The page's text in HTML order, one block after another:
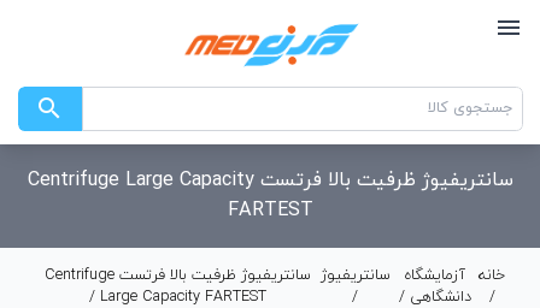
search
menu
سانتریفیوژ ظرفیت بالا فرتست Centrifuge Large Capacity
FARTEST
خانه
/
آزمایشگاه
دانشگاهی /
سانتریفیوژ
/
سانتریفیوژ ظرفیت بالا فرتست Centrifuge
Large Capacity FARTEST /